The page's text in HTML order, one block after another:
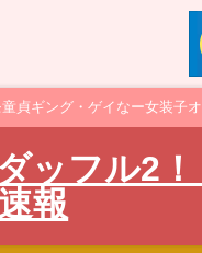
貞ギング・ゲイなー女装子
ッフル2
報